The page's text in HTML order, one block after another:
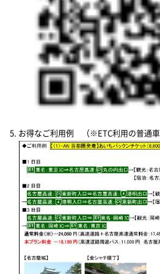
お得なご利用例 （※ETC利用の普通車